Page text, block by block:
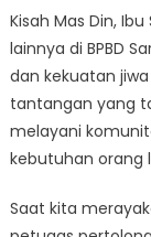
Kisah Mas Din,
lainnya di BPBD
dan kekuatan
tantangan yang
melayani
kebutuhan orang
Saat kita